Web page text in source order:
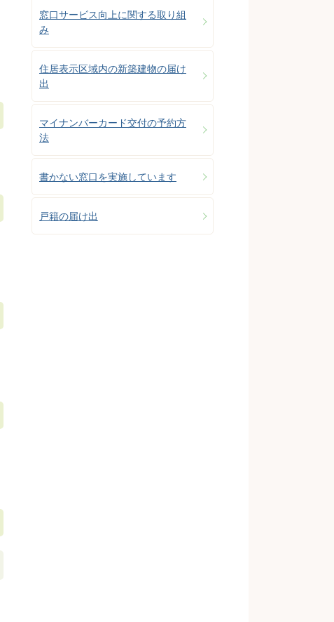
窓口サービス向上に関する取り組
み
住居表示区域内の新築建物の届け
出
マイナンバーカード交付の予約方
法
書かない窓口を実施しています
戸籍の届け出